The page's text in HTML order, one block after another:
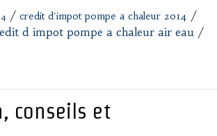
/ credit d'impot pompe a chaleur 2014 /
d impot pompe a chaleur air eau /
conseils et